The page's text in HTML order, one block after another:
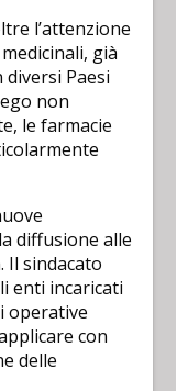
l’attenzione
già
Paesi
non
le farmacie
diffusione alle
Il sindacato
enti incaricati
operative
con
delle